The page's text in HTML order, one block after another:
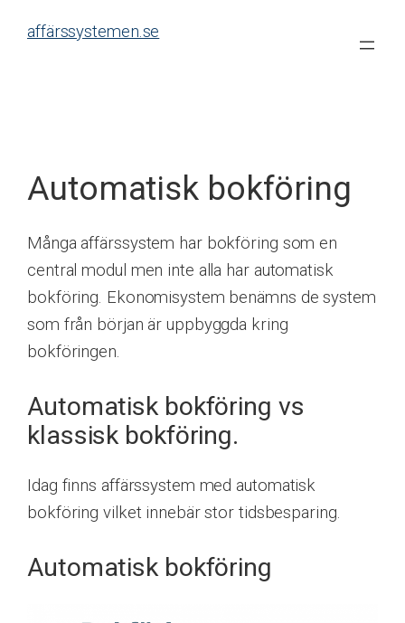
affärssystemen.se
Automatisk bokföring
Många affärssystem har bokföring som en
central modul men inte alla har automatisk
bokföring. Ekonomisystem benämns de system
som från början är uppbyggda kring
bokföringen.
Automatisk bokföring vs
klassisk bokföring.
Idag finns affärssystem med automatisk
bokföring vilket innebär stor tidsbesparing.
Automatisk bokföring